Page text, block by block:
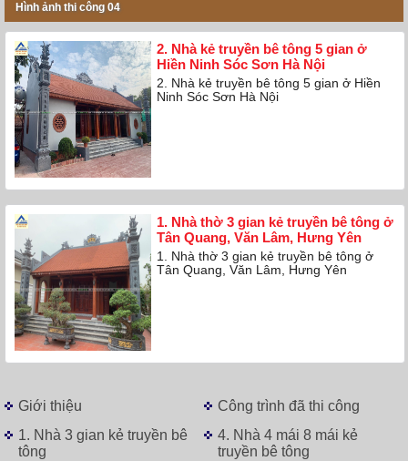
Hình ảnh thi công 04
2. Nhà kẻ truyền bê tông 5 gian ở
Hiền Ninh Sóc Sơn Hà Nội
2. Nhà kẻ truyền bê tông 5 gian ở Hiền
Ninh Sóc Sơn Hà Nội
1. Nhà thờ 3 gian kẻ truyền bê tông ở
Tân Quang, Văn Lâm, Hưng Yên
1. Nhà thờ 3 gian kẻ truyền bê tông ở
Tân Quang, Văn Lâm, Hưng Yên
Giới thiệu
Công trình đã thi công
1. Nhà 3 gian kẻ truyền bê
tông
4. Nhà 4 mái 8 mái kẻ
truyền bê tông